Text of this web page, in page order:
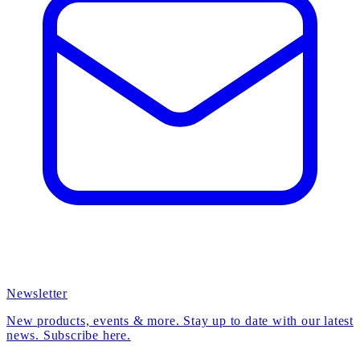
Newsletter
New products, events & more. Stay up to date with our latest
news. Subscribe here.